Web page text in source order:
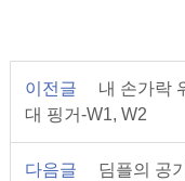
이전글
내 손가락
대 핑거-W1, W2
다음글
딤플의 공